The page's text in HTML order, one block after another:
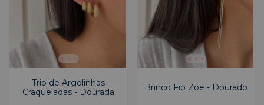
Trio de Argolinhas
Craqueladas - Dourada
Brinco Fio Zoe - Dourado